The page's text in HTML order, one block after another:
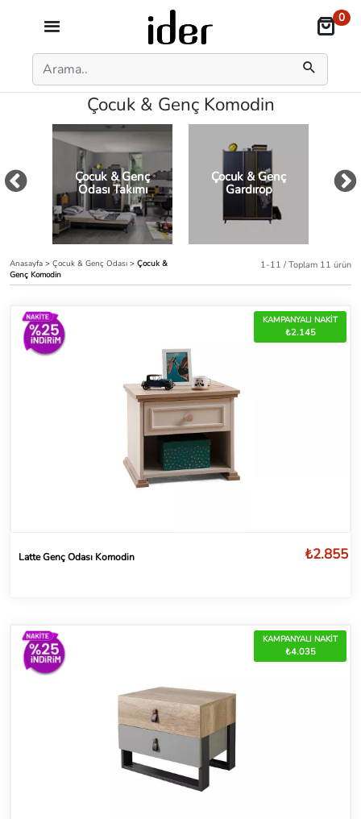
0
Çocuk & Genç Komodin
Çocuk & Genç
Odası Takımı
Çocuk & Genç
Gardırop
Anasayfa > Çocuk & Genç Odası > Çocuk &
Genç Komodin
1-11 / Toplam 11 ürün
KAMPANYALI NAKİT
₺2.145
Latte Genç Odası Komodin ₺2.855
KAMPANYALI NAKİT
₺4.035